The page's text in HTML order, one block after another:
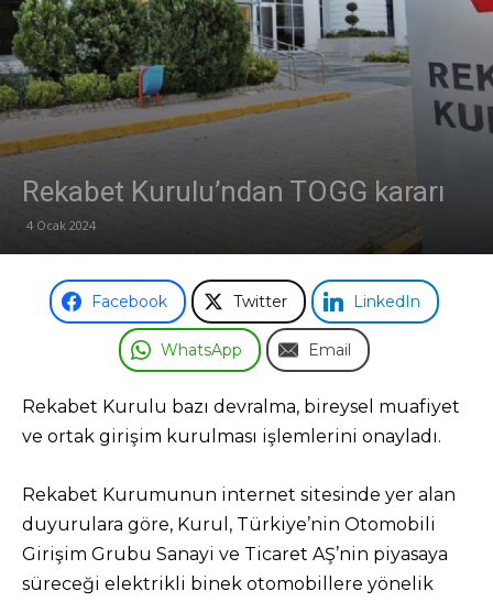
Rekabet Kurulu’ndan TOGG kararı
4 Ocak 2024
Facebook Twitter LinkedIn
WhatsApp Email
Rekabet Kurulu bazı devralma, bireysel muafiyet
ve ortak girişim kurulması işlemlerini onayladı.
Rekabet Kurumunun internet sitesinde yer alan
duyurulara göre, Kurul, Türkiye’nin Otomobili
Girişim Grubu Sanayi ve Ticaret AŞ’nin piyasaya
süreceği elektrikli binek otomobillere yönelik